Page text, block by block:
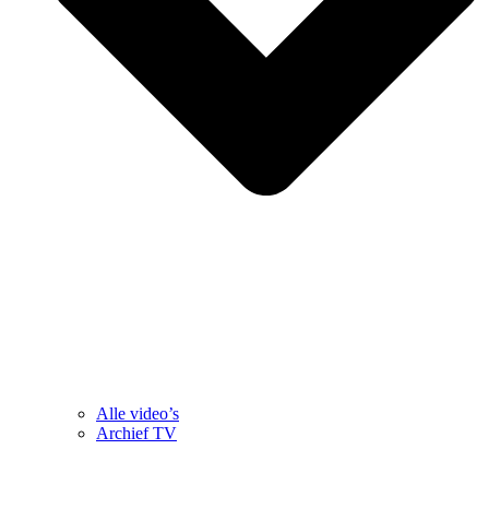
Alle video’s
Archief TV